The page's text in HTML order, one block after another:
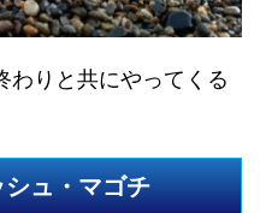
わりと共にやってくる
ュ・マゴチ